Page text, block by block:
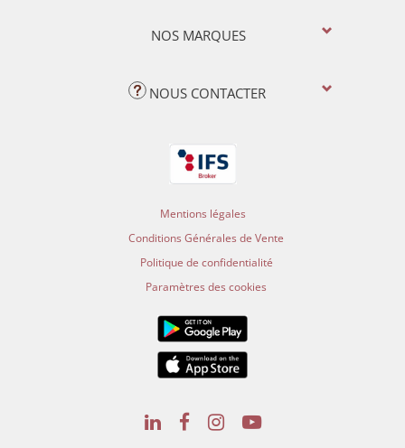
NOS MARQUES
NOUS CONTACTER
Mentions légales
Conditions Générales de Vente
Politique de confidentialité
Paramètres des cookies